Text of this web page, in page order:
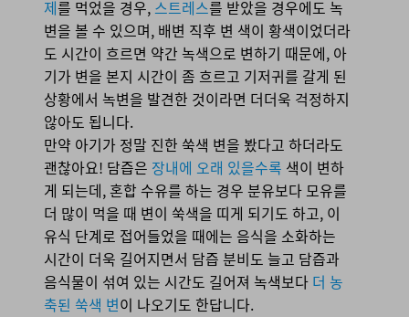
제를 먹었을 경우,스트레스를 받았을 경우에도 녹
변을 볼 수 있으며, 배변 직후 변 색이 황색이었더라
도 시간이 흐르면 약간 녹색으로 변하기 때문에, 아
기가 변을 본지 시간이 좀 흐르고 기저귀를 갈게 된
상황에서 녹변을 발견한 것이라면 더더욱 걱정하지
않아도 됩니다.
만약 아기가 정말 진한 쑥색 변을 봤다고 하더라도
괜찮아요! 담즙은 장내에 오래 있을수록 색이 변하
게 되는데, 혼합 수유를 하는 경우 분유보다 모유를
더 많이 먹을 때 변이 쑥색을 띠게 되기도 하고, 이
유식 단계로 접어들었을 때에는 음식을 소화하는
시간이 더욱 길어지면서 담즙 분비도 늘고 담즙과
음식물이 섞여 있는 시간도 길어져 녹색보다 더 농
축된 쑥색 변이 나오기도 한답니다.